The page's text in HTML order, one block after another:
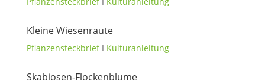
Kleine Wiesenraute
PflanzensteckbriefI Kulturanleitung
Skabiosen-Flockenblume